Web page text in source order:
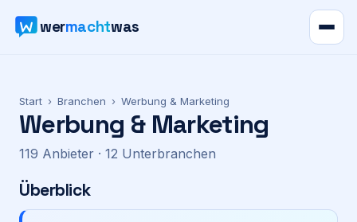
wermachtwas
Karte
Ratgeber
Start › Branchen › Werbung & Marketing
Werbung & Marketing
119 Anbieter · 12 Unterbranchen
Überblick